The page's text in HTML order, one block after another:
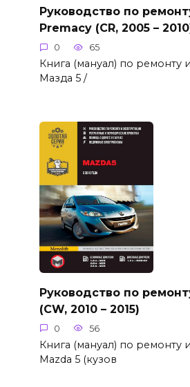
Руководство по
Premacy (CR, 2005 –
0 65
Книга (мануал) по ремонту
Мазда 5 /
Руководство по
(CW, 2010 – 2015)
0 56
Книга (мануал) по ремонту
Mazda 5 (кузов